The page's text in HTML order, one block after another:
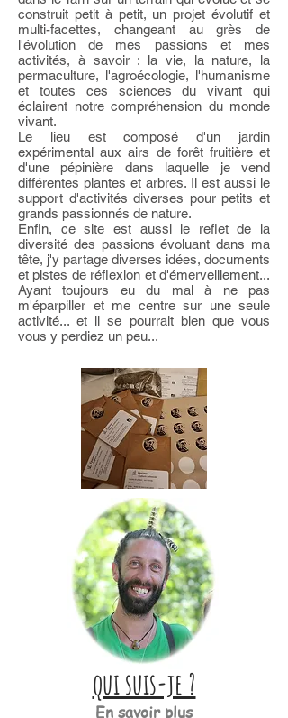
construit petit à petit, un projet évolutif et
multi-facettes, changeant au grès de
l'évolution de mes passions et mes
activités, à savoir : la vie, la nature, la
permaculture, l'agroécologie, l'humanisme
et toutes ces sciences du vivant qui
éclairent notre compréhension du monde
vivant.
Le lieu est composé d'un jardin
expérimental aux airs de forêt fruitière et
d'une pépinière dans laquelle je vend
différentes plantes et arbres. Il est aussi le
support d'activités diverses pour petits et
grands passionnés de nature.
Enfin, ce site est aussi le reflet de la
diversité des passions évoluant dans ma
tête, j'y partage diverses idées, documents
et pistes de réflexion et d'émerveillement...
Ayant toujours eu du mal à ne pas
m'éparpiller et me centre sur une seule
activité... et il se pourrait bien que vous
vous y perdiez un peu...
qui suis-je ?
En savoir plus